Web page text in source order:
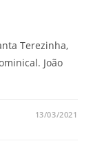
Terezinha,
João
13/03/2021